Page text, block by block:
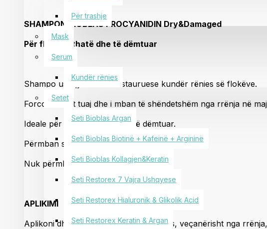
Për trashje
Mask
Serum
Kundër rënies
Setet
Seti Bioblas Argan
Seti Bioblas Biotinë + Kafeinë + Argininë
Seti Bioblas Kollagjen&Keratin
Seti Restorex 7 Vajra Ushqyese
Seti Restorex Hialuronik & Glikolik Acid
Seti Restorex Keratin & Argan
SHAMPON BIOBLAS PROCYANIDIN Dry&Damaged
Për flokë te thatë dhe të dëmtuar
Shampo ushqyese dhe restauruese kundër rënies së flokëve.
Forcon flokët tuaj dhe i mban të shëndetshëm nga rrënja në
Ideale për flokë të thatë dhe të dëmtuar.
Përmban serum bimor.
Nuk përmban paraben.
APLIKIMI
Aplikoni dhe shpërlani flokët gjatë larjes, veçanërisht nga